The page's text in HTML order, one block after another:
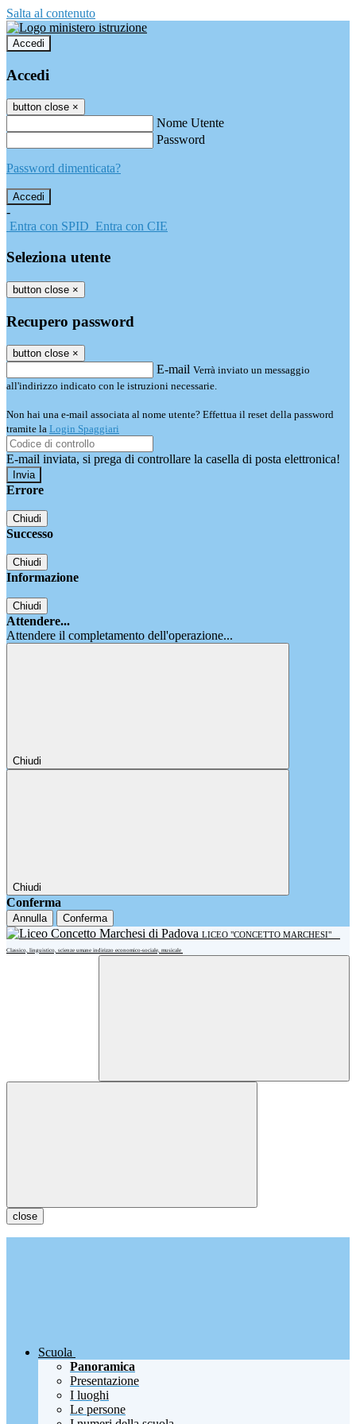
Salta al contenuto
Accedi
Accedi
button close ×
Nome Utente
Password
Password dimenticata?
-
Entra con SPID Entra con CIE
Seleziona utente
button close ×
Recupero password
button close ×
E-mail Verrà inviato un messaggio
all'indirizzo indicato con le istruzioni necessarie.
Non hai una e-mail associata al nome utente? Effettua il reset della password
tramite la Login Spaggiari
E-mail inviata, si prega di controllare la casella di posta elettronica!
Errore
Chiudi
Successo
Chiudi
Informazione
Chiudi
Attendere...
Attendere il completamento dell'operazione...
Chiudi
Chiudi
Conferma
Annulla Conferma
LICEO "CONCETTO MARCHESI"
Classico, linguistico, scienze umane indirizzo economico-sociale, musicale
close
Scuola
Panoramica
Presentazione
I luoghi
Le persone